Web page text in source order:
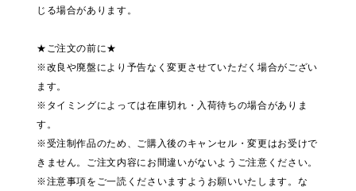
じる場合があります。
★ご注文の前に★
※改良や廃盤により予告なく変更させていただく場合がござい
ます。
※タイミングによっては在庫切れ・入荷待ちの場合がありま
す。
※受注制作品のため、ご購入後のキャンセル・変更はお受けで
きません。ご注文内容にお間違いがないようご注意ください。
※注意事項をご一読くださいますようお願いいたします。な